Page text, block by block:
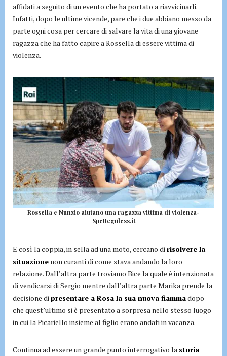
affidati a seguito di un evento che ha portato a riavvicinarli.
Infatti, dopo le ultime vicende, pare che i due abbiano messo da
parte ogni cosa per cercare di salvare la vita di una giovane
ragazza che ha fatto capire a Rossella di essere vittima di
violenza.
Rossella e Nunzio aiutano una ragazza vittima di violenza-
Spetteguless.it
E così la coppia, in sella ad una moto, cercano di risolvere la
situazione non curanti di come stava andando la loro
relazione. Dall’altra parte troviamo Bice la quale è intenzionata
di vendicarsi di Sergio mentre dall’altra parte Marika prende la
decisione di presentare a Rosa la sua nuova fiammadopo
che quest’ultimo si è presentato a sorpresa nello stesso luogo
in cui la Picariello insieme al figlio erano andati in vacanza.
Continua ad essere un grande punto interrogativo la storia